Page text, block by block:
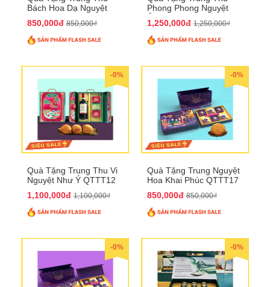
Bách Hoa Dạ Nguyệt
850,000đ 850,000₫
Phong Phong Nguyệt
1,250,000đ 1,250,000₫
-0%
Quà Tặng Trung Thu Vi
Nguyệt Như Ý QTTT12
1,100,000đ 1,100,000₫
-0%
Quà Tặng Trung Nguyệt
Hoa Khai Phúc QTTT17
850,000đ 850,000₫
-0% -0%